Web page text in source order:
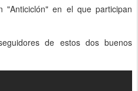
en el que participan
de estos dos buenos